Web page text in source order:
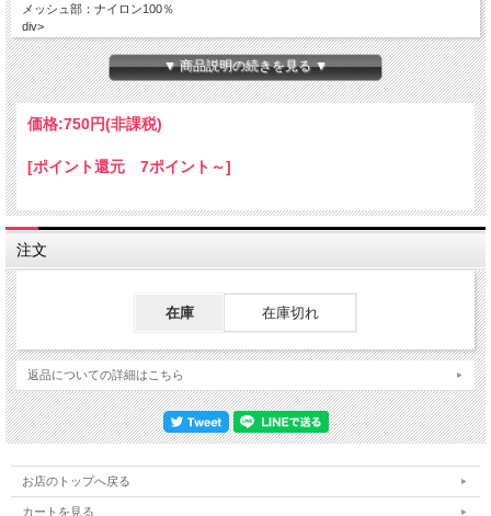
メッシュ部：ナイロン100％
div>
▼ 商品説明の続きを見る ▼
価格:750円(非課税)
[ポイント還元 7ポイント～]
注文
在庫 在庫切れ
返品についての詳細はこちら
お店のトップへ戻る
カートを見る